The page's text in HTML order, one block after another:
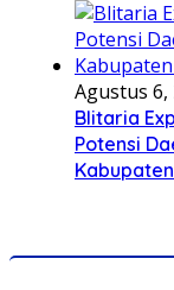
Agustus 6,
Blitaria
Potensi